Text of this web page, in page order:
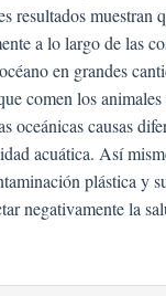
resultados muestran
a lo largo de las
en grandes
comen los
oceánicas causas
acuática. Así
plástica y
negativamente la